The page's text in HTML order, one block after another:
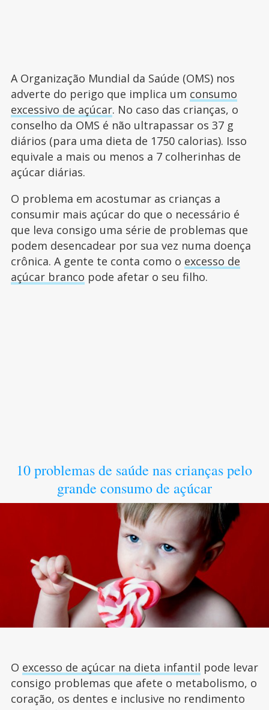
A Organização Mundial da Saúde (OMS) nos
adverte do perigo que implica um consumo
excessivo de açúcar. No caso das crianças, o
conselho da OMS é não ultrapassar os 37 g
diários (para uma dieta de 1750 calorias). Isso
equivale a mais ou menos a 7 colherinhas de
açúcar diárias.
O problema em acostumar as crianças a
consumir mais açúcar do que o necessário é
que leva consigo uma série de problemas que
podem desencadear por sua vez numa doença
crônica. A gente te conta como o excesso de
açúcar branco pode afetar o seu filho.
10 problemas de saúde nas crianças pelo
grande consumo de açúcar
O excesso de açúcar na dieta infantil pode levar
consigo problemas que afete o metabolismo, o
coração, os dentes e inclusive no rendimento